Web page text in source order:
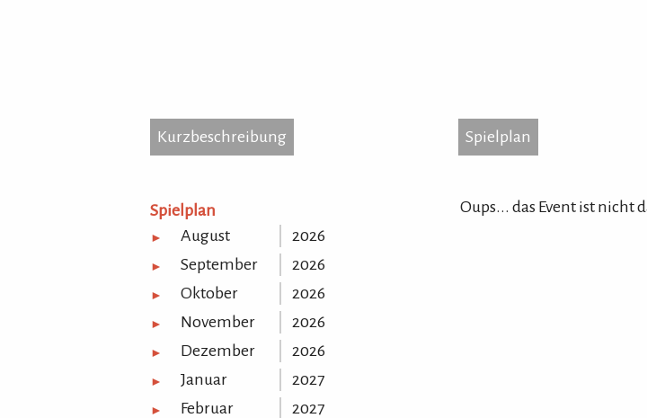
Kurzbeschreibung Spielplan
Spielplan
► August 2026
► September 2026
► Oktober 2026
► November 2026
► Dezember 2026
► Januar 2027
► Februar 2027
Oups... das Event ist nicht